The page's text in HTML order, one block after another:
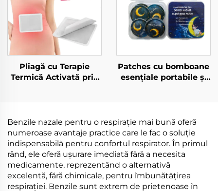
Pliagă cu Terapie
Termică Activată prin
Premenstrual și
Durera Menstruala
Patches cu bomboane
esențiale portabile și
depărtate mănecii
Benzile nazale pentru o respirație mai bună oferă
numeroase avantaje practice care le fac o soluție
indispensabilă pentru confortul respirator. În primul
rând, ele oferă ușurare imediată fără a necesita
medicamente, reprezentând o alternativă
excelentă, fără chimicale, pentru îmbunătățirea
respirației. Benzile sunt extrem de prietenoase în